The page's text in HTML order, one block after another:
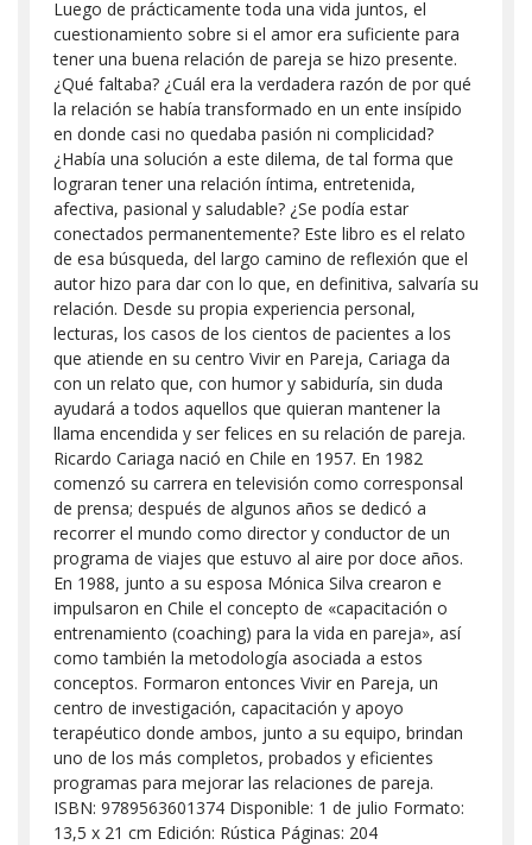
Luego de prácticamente toda una vida juntos, el
cuestionamiento sobre si el amor era suficiente para
tener una buena relación de pareja se hizo presente.
¿Qué faltaba? ¿Cuál era la verdadera razón de por qué
la relación se había transformado en un ente insípido
en donde casi no quedaba pasión ni complicidad?
¿Había una solución a este dilema, de tal forma que
lograran tener una relación íntima, entretenida,
afectiva, pasional y saludable? ¿Se podía estar
conectados permanentemente? Este libro es el relato
de esa búsqueda, del largo camino de reflexión que el
autor hizo para dar con lo que, en definitiva, salvaría su
relación. Desde su propia experiencia personal,
lecturas, los casos de los cientos de pacientes a los
que atiende en su centro Vivir en Pareja, Cariaga da
con un relato que, con humor y sabiduría, sin duda
ayudará a todos aquellos que quieran mantener la
llama encendida y ser felices en su relación de pareja.
Ricardo Cariaga nació en Chile en 1957. En 1982
comenzó su carrera en televisión como corresponsal
de prensa; después de algunos años se dedicó a
recorrer el mundo como director y conductor de un
programa de viajes que estuvo al aire por doce años.
En 1988, junto a su esposa Mónica Silva crearon e
impulsaron en Chile el concepto de «capacitación o
entrenamiento (coaching) para la vida en pareja», así
como también la metodología asociada a estos
conceptos. Formaron entonces Vivir en Pareja, un
centro de investigación, capacitación y apoyo
terapéutico donde ambos, junto a su equipo, brindan
uno de los más completos, probados y eficientes
programas para mejorar las relaciones de pareja.
ISBN: 9789563601374 Disponible: 1 de julio Formato:
13,5 x 21 cm Edición: Rústica Páginas: 204